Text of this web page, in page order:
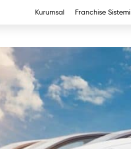
Kurumsal Franchise Sistemi